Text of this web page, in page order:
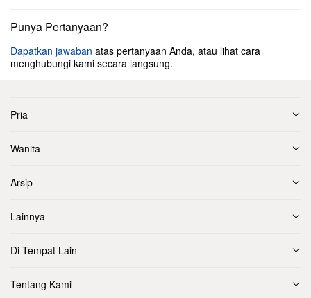
Punya Pertanyaan?
Dapatkan jawaban atas pertanyaan Anda, atau lihat cara
menghubungi kami secara langsung.
Pria
Wanita
Arsip
Lainnya
Di Tempat Lain
Tentang Kami